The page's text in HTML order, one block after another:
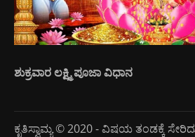
ಶುಕ್ರವಾರ ಲಕ್ಷ್ಮಿ ಪೂಜಾ ವಿಧಾನ
ಕೃತಿಸ್ವಾಮ್ಯ © 2020 - ವಿಷಯ ತಂಡಕ್ಕೆ